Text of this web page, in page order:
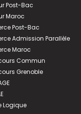
Post-Bac
Maroc
Post-Bac
Admission Parallèle
Maroc
Commun
Grenoble
Logique